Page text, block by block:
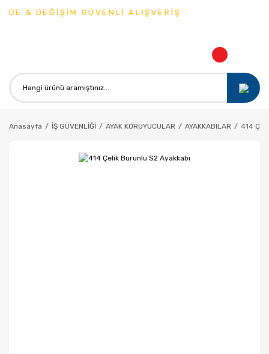
& DEĞİŞİM GÜVENLİ ALIŞVERİŞ
Anasayfa İŞ GÜVENLİĞİ AYAK KORUYUCULAR AYAKKABILAR 414